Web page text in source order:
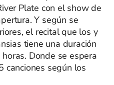
Plate con el show de
Y según se
el recital que los y
tiene una duración
Donde se espera
canciones según los